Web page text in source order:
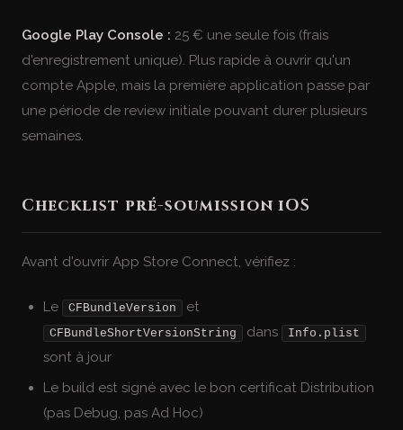
Google Play Console : 25 € une seule fois (frais
d'enregistrement unique). Plus rapide à ouvrir qu'un
compte Apple, mais la première application passe par
une période de review initiale pouvant durer plusieurs
semaines.
Checklist pré-soumission iOS
Avant d'ouvrir App Store Connect, vérifiez :
Le CFBundleVersion et
CFBundleShortVersionString dans Info.plist
sont à jour
Le build est signé avec le bon certificat Distribution
(pas Debug, pas Ad Hoc)